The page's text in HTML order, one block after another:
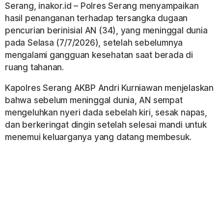
Serang, inakor.id – Polres Serang menyampaikan
hasil penanganan terhadap tersangka dugaan
pencurian berinisial AN (34), yang meninggal dunia
pada Selasa (7/7/2026), setelah sebelumnya
mengalami gangguan kesehatan saat berada di
ruang tahanan.
Kapolres Serang AKBP Andri Kurniawan menjelaskan
bahwa sebelum meninggal dunia, AN sempat
mengeluhkan nyeri dada sebelah kiri, sesak napas,
dan berkeringat dingin setelah selesai mandi untuk
menemui keluarganya yang datang membesuk.